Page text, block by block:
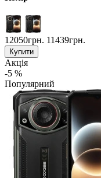
12050грн. 11439грн.
Купити
Акція
-5 %
Популярний